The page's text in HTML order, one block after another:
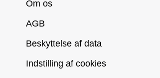
Om os
AGB
Beskyttelse af data
Indstilling af cookies